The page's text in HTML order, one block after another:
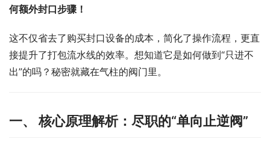
何额外封口步骤！
这不仅省去了购买封口设备的成本，简化了操作流程，更直
接提升了打包流水线的效率。想知道它是如何做到“只进不
出”的吗？秘密就藏在气柱的阀门里。
一、 核心原理解析：尽职的“单向止逆阀”